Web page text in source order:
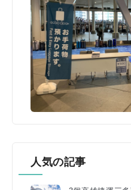
人気の記事